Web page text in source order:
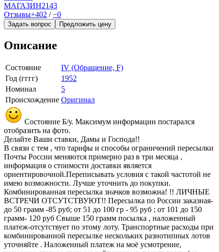
МАГАЗИН2143
Отзывы+402 /−0
Задать вопрос Предложить цену
Описание
Состояние
IV (Обращение, F)
Год (гггг)
1952
Номинал
5
Происхождение Оригинал
Состояние Б/у. Максимум информации постарался
отобразить на фото.
Делайте Ваши ставки, Дамы и Господа!!
В связи с тем , что тарифы и способы ограничений пересылки
Почты России меняются примерно раз в три месяца ,
информация о стоимости доставки является
ориентировочной.Переписывать условия с такой частотой не
имею возможности. Лучше уточнить до покупки.
Комбинированная пересылка значков возможна! !! ЛИЧНЫЕ
ВСТРЕЧИ ОТСУТСТВУЮТ!! Пересылка по России заказная-
до 50 грамм -85 руб; от 51 до 100 гр - 95 руб ; от 101 до 150
грамм- 120 руб Свыше 150 грамм посылка , наложенный
платеж-отсутствует по этому лоту. Транспортные расходы при
комбинированной пересылке нескольких разнотипных лотов
уточняйте . Наложенный платеж на моё усмотрение,